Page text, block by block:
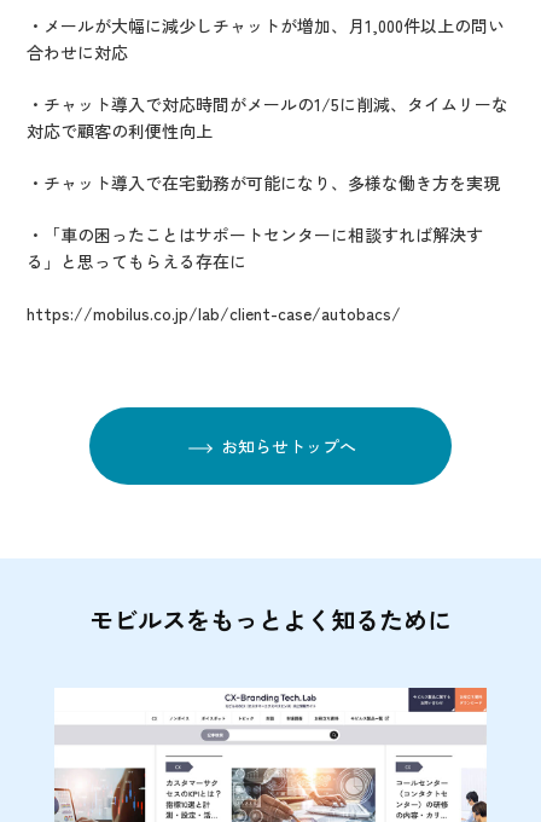
・メールが大幅に減少しチャットが増加、月1,000件以上の問い
合わせに対応
・チャット導入で対応時間がメールの1/5に削減、タイムリーな
対応で顧客の利便性向上
・チャット導入で在宅勤務が可能になり、多様な働き方を実現
・「車の困ったことはサポートセンターに相談すれば解決す
る」と思ってもらえる存在に
https://mobilus.co.jp/lab/client-case/autobacs/
お知らせトップへ
モビルスをもっとよく知るために